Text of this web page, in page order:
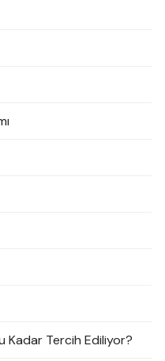
Kadar Tercih Ediliyor?